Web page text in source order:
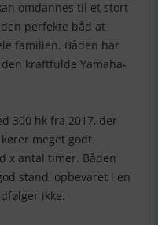
omdannes til et stort
perfekte båd at
familien. Båden har
kraftfulde Yamaha-
300 hk fra 2017, der
meget godt.
x antal timer. Båden
stand, opbevaret i en
ikke.